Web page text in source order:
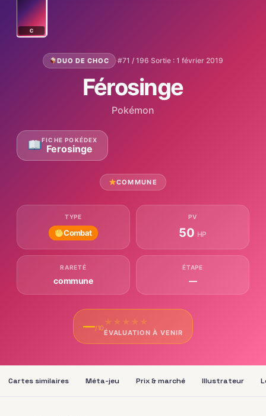
C
DUO DE CHOC ·#71 / 196·Sortie : 1 février 2019
Férosinge
Pokémon
FICHE POKÉDEX
Ferosinge
COMMUNE
TYPE
Combat
PV
50 HP
RARETÉ
commune
ÉTAPE
—
—/10
★ ★ ★ ★ ★
ÉVALUATION À VENIR
Cartes similaires Méta-jeu Prix & marché Illustrateur